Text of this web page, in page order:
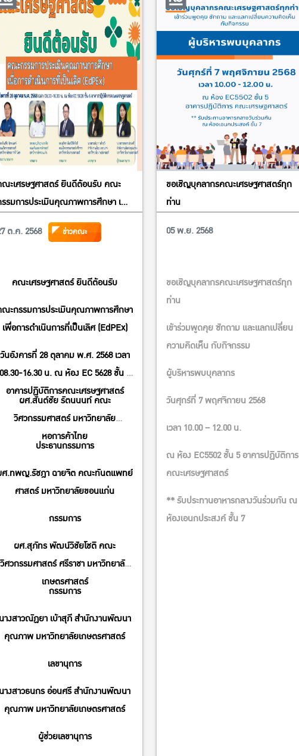
ะเศรษฐศาสตร์ ยินดีต้อนรับ คณะ
รมการประเมินคุณภาพการศึกษา เพื่อ
การดำเนินการที่เป็นเลิศ (EdPEx)
ต.ค. 2568 ข่าวคณะ
คณะเศรษฐศาสตร์ ยินดีต้อนรับ
ะกรรมการประเมินคุณภาพการศึกษา
เพื่อการดำเนินการที่เป็นเลิศ (EdPEx)
วันอังคารที่ 28 ตุลาคม พ.ศ. 2568 เวลา
08.30-16.30 น. ณ ห้อง EC 5628 ชั้น 6
อาคารปฏิบัติการคณะเศรษฐศาสตร์
ผศ.สันต์ชัย รัตนนนท์ คณะ
วิศวกรรมศาสตร์ มหาวิทยาลัย
หอการค้าไทย
ประธานกรรมการ
.ทพญ.รัชฎา ฉายจิต คณะทันตแพทย์
ศาสตร์ มหาวิทยาลัยขอนแก่น
กรรมการ
ผศ.สุภัทร พัฒน์วิชัยโชติ คณะ
วิศวกรรมศาสตร์ ศรีราชา มหาวิทยาลัย
เกษตรศาสตร์
กรรมการ
นางสาวณัฏยา เบ้าสุภี สำนักงานพัฒนา
คุณภาพ มหาวิทยาลัยเกษตรศาสตร์
เลขานุการ
นางสาวธนกร อ่อนศรี สำนักงานพัฒนา
คุณภาพ มหาวิทยาลัยเกษตรศาสตร์
ผู้ช่วยเลขานุการ
ขอเชิญบุคลากรคณะเศรษฐศาสตร์ทุก
ท่าน
05 พ.ย. 2568
ขอเชิญบุคลากรคณะเศรษฐศาสตร์ทุก
ท่าน
เข้าร่วมพูดคุย ซักถาม และแลกเปลี่ยน
ความคิดเห็น กับกิจกรรม
ผู้บริหารพบบุคลากร
วันศุกร์ที่ 7 พฤศจิกายน 2568
เวลา 10.00 – 12.00 น.
ณ ห้อง EC5502 ชั้น 5 อาคารปฏิบัติการ
คณะเศรษฐศาสตร์
** รับประทานอาหารกลางวันร่วมกัน ณ
ห้องเอนกประสงค์ ชั้น 7